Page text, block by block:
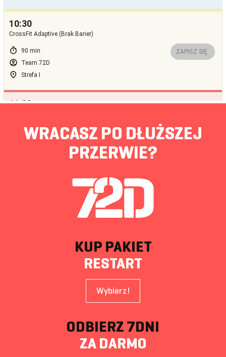
WRACASZ PO DŁUŻSZEJ
PRZERWIE?
KUP PAKIET
RESTART
Wybierz!
ODBIERZ 7DNI
ZA DARMO